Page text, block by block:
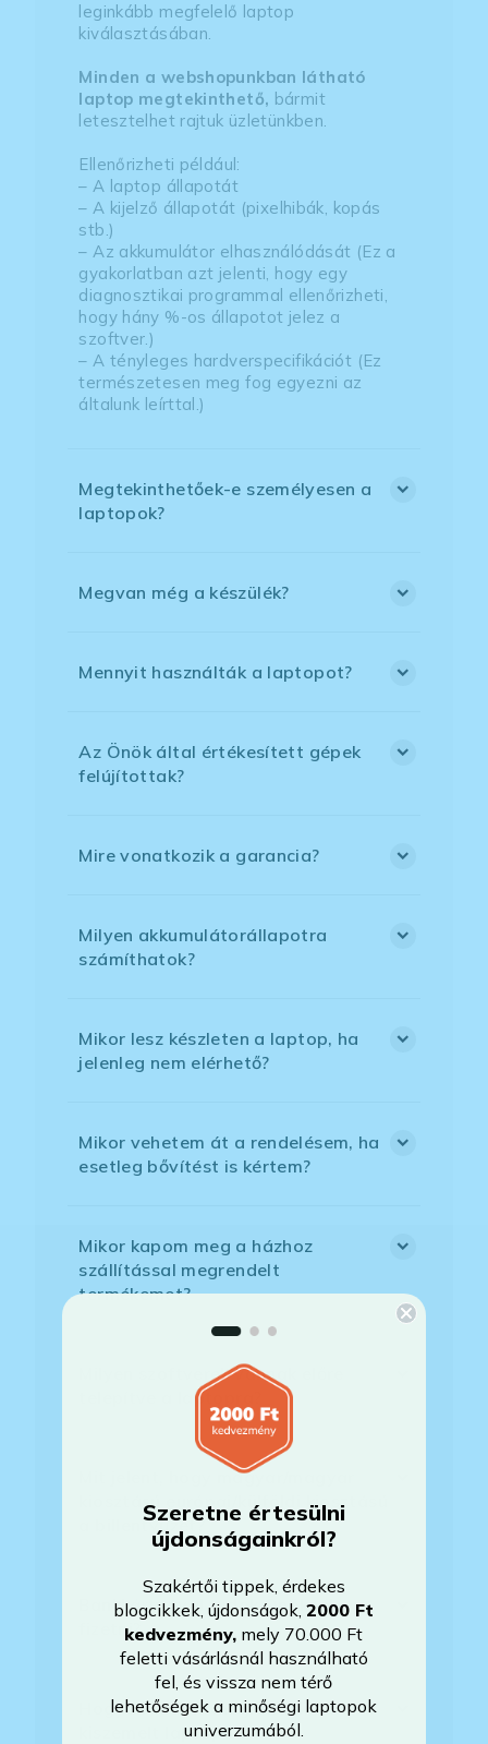
leginkább megfelelő laptop
kiválasztásában.
Minden a webshopunkban látható
laptop megtekinthető, bármit
letesztelhet rajtuk üzletünkben.
Ellenőrizheti például:
– A laptop állapotát
– A kijelző állapotát (pixelhibák, kopás
stb.)
– Az akkumulátor elhasználódását (Ez a
gyakorlatban azt jelenti, hogy egy
diagnosztikai programmal ellenőrizheti,
hogy hány %-os állapotot jelez a
szoftver.)
– A tényleges hardverspecifikációt (Ez
természetesen meg fog egyezni az
általunk leírttal.)
Megtekinthetőek-e személyesen a
laptopok?
Megvan még a készülék?
Mennyit használták a laptopot?
Az Önök által értékesített gépek
felújítottak?
Mire vonatkozik a garancia?
Milyen akkumulátorállapotra
számíthatok?
Mikor lesz készleten a laptop, ha
jelenleg nem elérhető?
Mikor vehetem át a rendelésem, ha
esetleg bővítést is kértem?
Mikor kapom meg a házhoz
szállítással megrendelt
termékemet?
Milyen szoftverek vannak előre
telepítve a laptopra?
Mit jelent, hogy magyar/magyar
kiosztású európai/külföldi kiosztású
a billentyűzet?
Bankkártyával tudok Önöknél
fizetni?
Hogyan tudom megrendelni a
kiszemelt laptopot?
Szeretne értesülni
újdonságainkról?
Szakértői tippek, érdekes
blogcikkek, újdonságok,2000 Ft
kedvezmény, mely 70.000 Ft
feletti vásárlásnál használható
fel, és vissza nem térő
lehetőségek a minőségi laptopok
univerzumából.